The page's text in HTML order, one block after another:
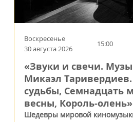
Воскресенье
30 августа 2026
15:00
«Звуки и свечи.
Микаэл
судьбы, Семнадцать
весны, Король‑олень»
Шедевры мировой